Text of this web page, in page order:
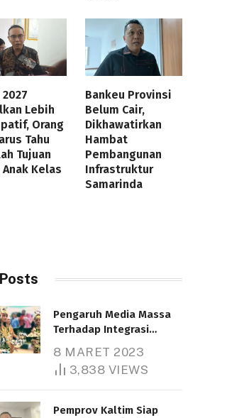
2027
Lebih
Orang
Tahu
Tujuan
Kelas
Bankeu Provinsi
Belum Cair,
Dikhawatirkan
Hambat
Pembangunan
Infrastruktur
Samarinda
Pengaruh Media Massa
Terhadap Integrasi
8 MARET 2023
3,838 VIEWS
Pemprov Kaltim Siap